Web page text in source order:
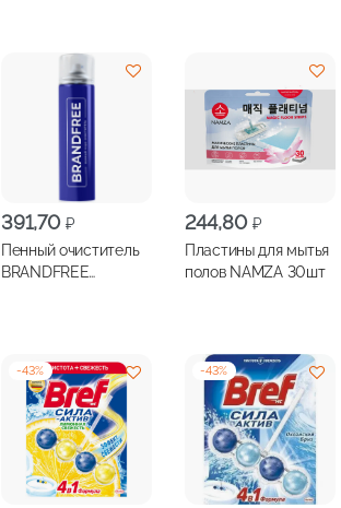
391,70 ₽
Пенный очиститель
BRANDFREE
поверхностей 400
244,80 ₽
Пластины для мытья
полов NAMZA 30шт
-43% -43%